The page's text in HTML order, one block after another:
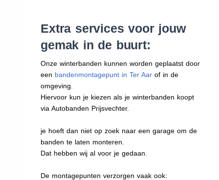
Extra services voor jouw
gemak in de buurt:
Onze winterbanden kunnen worden geplaatst door
een bandenmontagepunt in Ter Aar of in de
omgeving.
Hiervoor kun je kiezen als je winterbanden koopt
via Autobanden Prijsvechter.
je hoeft dan niet op zoek naar een garage om de
banden te laten monteren.
Dat hebben wij al voor je gedaan.
De montagepunten verzorgen vaak ook: